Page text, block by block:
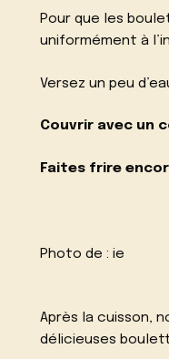
Pour que les
uniformément à
Versez un peu
Couvrir avec un
Faites frire
Photo de :ie
Après la cuisson,
délicieuses